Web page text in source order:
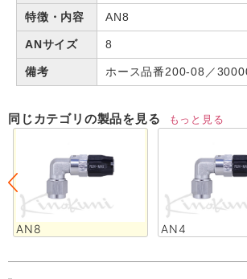
特徴・内容 AN8
ANサイズ 8
備考 ホース品番200-08／
同じカテゴリの製品を見る もっと見る
AN8 AN4